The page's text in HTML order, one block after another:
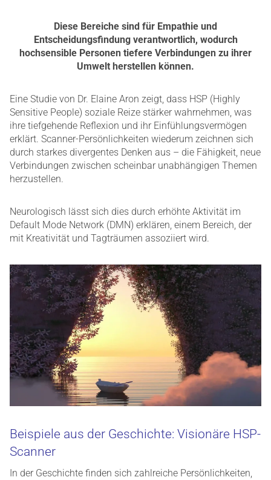
Diese Bereiche sind für Empathie und
Entscheidungsfindung verantwortlich, wodurch
hochsensible Personen tiefere Verbindungen zu ihrer
Umwelt herstellen können.
Eine Studie von Dr. Elaine Aron zeigt, dass HSP (Highly
Sensitive People) soziale Reize stärker wahrnehmen, was
ihre tiefgehende Reflexion und ihr Einfühlungsvermögen
erklärt. Scanner-Persönlichkeiten wiederum zeichnen sich
durch starkes divergentes Denken aus – die Fähigkeit, neue
Verbindungen zwischen scheinbar unabhängigen Themen
herzustellen.
Neurologisch lässt sich dies durch erhöhte Aktivität im
Default Mode Network (DMN) erklären, einem Bereich, der
mit Kreativität und Tagträumen assoziiert wird.
Beispiele aus der Geschichte: Visionäre HSP-
Scanner
In der Geschichte finden sich zahlreiche Persönlichkeiten,